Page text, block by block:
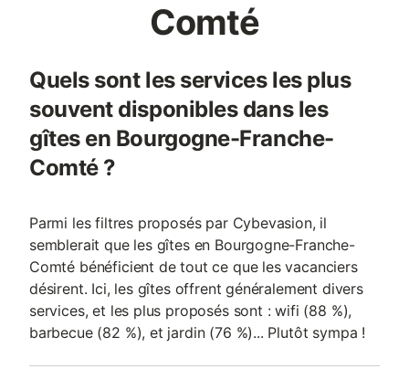
Comté
Quels sont les services les plus
souvent disponibles dans les
gîtes en Bourgogne-Franche-
Comté ?
Parmi les filtres proposés par Cybevasion, il
semblerait que les gîtes en Bourgogne-Franche-
Comté bénéficient de tout ce que les vacanciers
désirent. Ici, les gîtes offrent généralement divers
services, et les plus proposés sont : wifi (88 %),
barbecue (82 %), et jardin (76 %)... Plutôt sympa !